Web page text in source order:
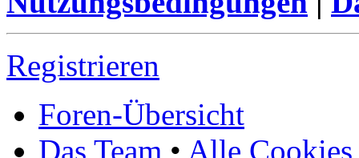
Registrieren
Foren-Übersicht
Das Team • Alle Cookies